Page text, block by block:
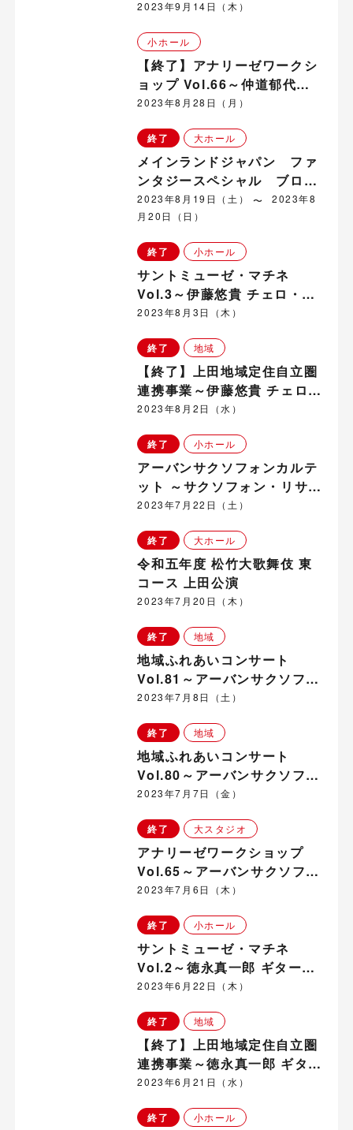
アノ・コンサート～ in 真田
2023年9月14日（木）
小ホール
【終了】アナリーゼワークシ
ョップ Vol.66～仲道郁代
（ピアノ）
2023年8月28日（月）
終了 大ホール
メインランドジャパン ファ
ンタジースペシャル ブロー
ドウェイ ミュージカル『ピー
ター・パン』
2023年8月19日（土）
2023年8
月20日（日）
終了 小ホール
サントミューゼ・マチネ
Vol.3～伊藤悠貴 チェロ・コ
ンサート～
2023年8月3日（木）
終了 地域
【終了】上田地域定住自立圏
連携事業～伊藤悠貴 チェロ・
コンサート in 長和町
2023年8月2日（水）
終了 小ホール
アーバンサクソフォンカルテ
ット ～サクソフォン・リサイ
タル～
2023年7月22日（土）
終了 大ホール
令和五年度 松竹大歌舞伎 東
コース 上田公演
2023年7月20日（木）
終了 地域
地域ふれあいコンサート
Vol.81～アーバンサクソフォ
ンカルテット～サクソフォ
域
2023年7月8日（土）
終了 地域
地域ふれあいコンサート
Vol.80～アーバンサクソフォ
ンカルテット～サクソフォ
域
2023年7月7日（金）
終了 大スタジオ
アナリーゼワークショップ
Vol.65～アーバンサクソフォ
ンカルテット（サクソフォン
2023年7月6日（木）
終了 小ホール
サントミューゼ・マチネ
Vol.2～徳永真一郎 ギター・
コンサート～
2023年6月22日（木）
終了 地域
【終了】上田地域定住自立圏
連携事業～徳永真一郎 ギタ
ー・コンサート in 坂城町
2023年6月21日（水）
終了 小ホール